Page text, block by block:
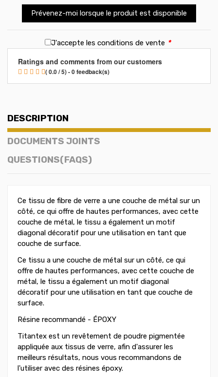
Prévenez-moi lorsque le produit est disponible
J'accepte les conditions de vente *
Ratings and comments from our customers
( 0.0 / 5) - 0 feedback(s)
DESCRIPTION
DOCUMENTS JOINTS
QUESTIONS(FAQS)
Ce tissu de fibre de verre a une couche de métal sur un
côté, ce qui offre de hautes performances, avec cette
couche de métal, le tissu a également un motif
diagonal décoratif pour une utilisation en tant que
couche de surface.
Ce tissu a une couche de métal sur un côté, ce qui
offre de hautes performances, avec cette couche de
métal, le tissu a également un motif diagonal
décoratif pour une utilisation en tant que couche de
surface.
Résine recommandé - ÉPOXY
Titantex est un revêtement de poudre pigmentée
appliquée aux tissus de verre, afin d'assurer les
meilleurs résultats, nous vous recommandons de
l'utiliser avec des résines époxy.